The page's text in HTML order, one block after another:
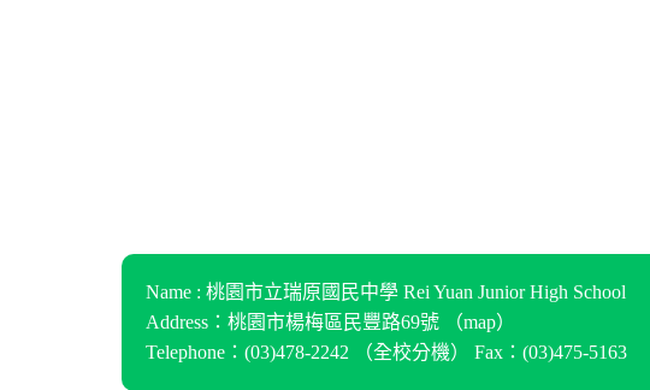
Name : 桃園市立瑞原國民中學 Rei Yuan Junior High School
Address：桃園市楊梅區民豐路69號 （map）
Telephone：(03)478-2242 （全校分機） Fax：(03)475-5163